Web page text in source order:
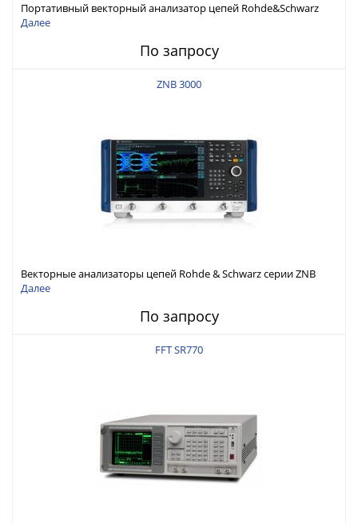
Портативный векторный анализатор цепей Rohde&Schwarz
ZNH с диапазоном частот от 30 кГц до 26,5 ГГц
Далее
По запросу
ZNB 3000
Векторные анализаторы цепей Rohde & Schwarz серии ZNB
3000 с диапазоном частот от 9 кГц до 54 ГГц
Далее
По запросу
FFT SR770